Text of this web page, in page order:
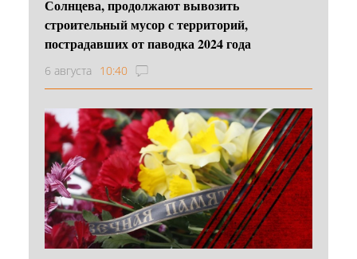
Солнцева, продолжают вывозить
строительный мусор с территорий,
пострадавших от паводка 2024 года
6 августа 10:40